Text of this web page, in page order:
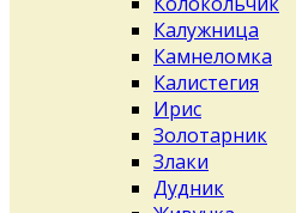
Калужница
Камнеломка
Калистегия
Ирис
Золотарник
Злаки
Дудник